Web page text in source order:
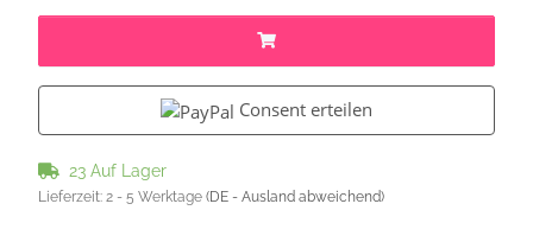
Consent erteilen
23 Auf Lager
Lieferzeit: 2 - 5 Werktage (DE - Ausland abweichend)